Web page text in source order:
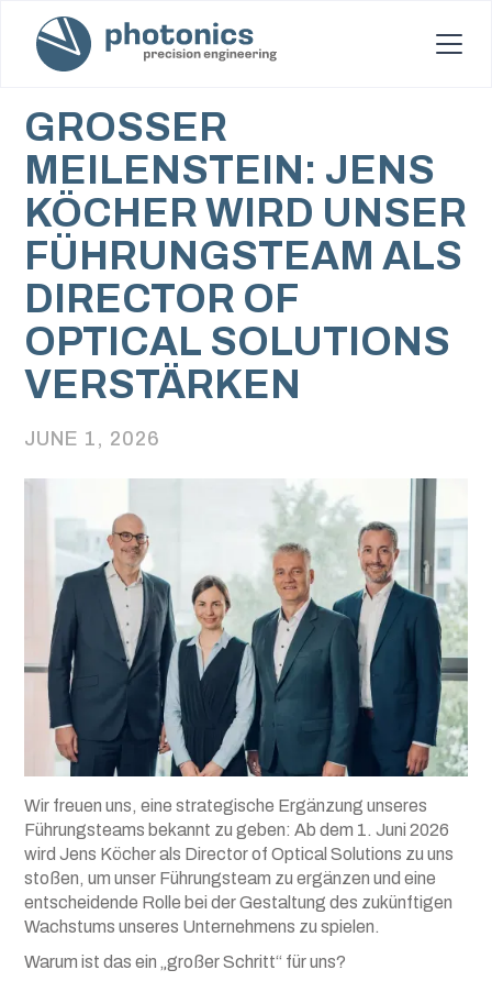
GROSSER M
EILENSTEIN: JENS K
ÖCHER WIRD UNSER F
ÜHRUNGSTEAM ALS D
IRECTOR OF O
PTICAL SOLUTIONS V
ERSTÄRKEN
JUNE 1, 2026
Wir freuen uns, eine strategische Ergänzung unseres
Führungsteams bekannt zu geben: Ab dem 1. Juni 2026
wird Jens Köcher als Director of Optical Solutions zu uns
stoßen, um unser Führungsteam zu ergänzen und eine
entscheidende Rolle bei der Gestaltung des zukünftigen
Wachstums unseres Unternehmens zu spielen.
Warum ist das ein „großer Schritt“ für uns?